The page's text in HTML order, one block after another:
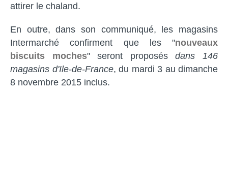
attirer le chaland.
En outre, dans son communiqué, les magasins
Intermarché confirment que les "nouveaux
biscuits moches" seront proposésdans 146
magasins d'Ile-de-France, du mardi 3 au dimanche
8 novembre 2015 inclus.